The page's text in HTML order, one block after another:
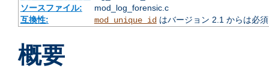
ソースファイル:
mod_log_forensic.c
互換性:
mod_unique_idはバージョン 2.1 からは必
概要